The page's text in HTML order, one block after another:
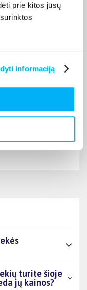
prie kitos jūsų
informaciją
galite
į paštomatą,
kaip tinkama
prekes
turite šioje
jų kainos?